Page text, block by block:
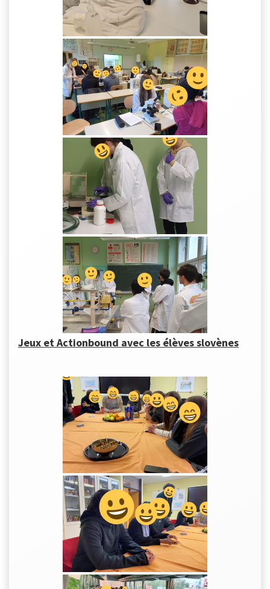
Jeux et Actionbound avec les élèves slovènes